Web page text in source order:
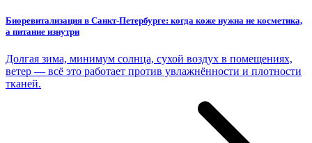
Биоревитализация в Санкт-Петербурге: когда коже нужна не косметика,
а питание изнутри
Долгая зима, минимум солнца, сухой воздух в помещениях,
ветер — всё это работает против увлажнённости и плотности
тканей.